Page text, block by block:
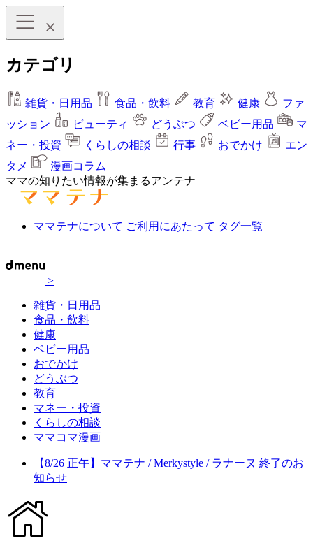
カテゴリ
雑貨・日用品 食品・飲料 教育 健康
ファ
ッション
ビューティ どうぶつ ベビー用品
マ
ネー・投資
くらしの相談 行事 おでかけ
エン
タメ
漫画コラム
ママの知りたい情報が集まるアンテナ
ママテナについて ご利用にあたって タグ一覧
>
雑貨・日用品
食品・飲料
健康
ベビー用品
おでかけ
どうぶつ
教育
マネー・投資
くらしの相談
ママコマ漫画
【8/26 正午】ママテナ / Merkystyle / ラナーヌ 終了のお
知らせ